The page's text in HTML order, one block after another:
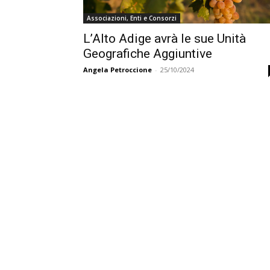
Associazioni, Enti e Consorzi
L’Alto Adige avrà le sue Unità
Geografiche Aggiuntive
Angela Petroccione - 25/10/2024